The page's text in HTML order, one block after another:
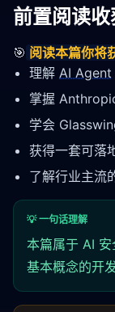
前置阅读收
🎯 阅读本篇你将
理解 AI Agent
掌握
学会
获得一套可落
了解行业主流
💡 一句话理解
本篇属于 AI
基本概念的开